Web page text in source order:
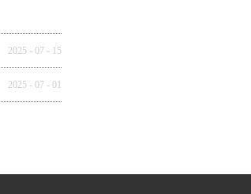
2025 -07 - 15
2025 -07 -01